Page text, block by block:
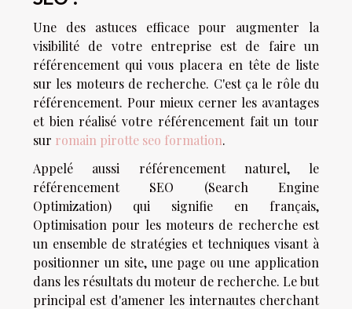
Une des astuces efficace pour augmenter la
visibilité de votre entreprise est de faire un
référencement qui vous placera en tête de liste
sur les moteurs de recherche. C'est ça le rôle du
référencement. Pour mieux cerner les avantages
et bien réalisé votre référencement fait un tour
sur romain pirotte seo formation.
Appelé aussi référencement naturel, le
référencement SEO (Search Engine
Optimization) qui signifie en français,
Optimisation pour les moteurs de recherche est
un ensemble de stratégies et techniques visant à
positionner un site, une page ou une application
dans les résultats du moteur de recherche. Le but
principal est d'amener les internautes cherchant